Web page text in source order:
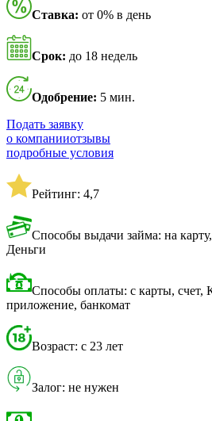
Ставка: от 0% в день
Срок: до 18 недель
Одобрение: 5 мин.
Подать заявку
о компанииотзывы
подробные условия
Рейтинг: 4,7
Способы выдачи займа: на
Деньги
Способы оплаты: с карты, счет,
приложение, банкомат
Возраст: с 23 лет
Залог: не нужен